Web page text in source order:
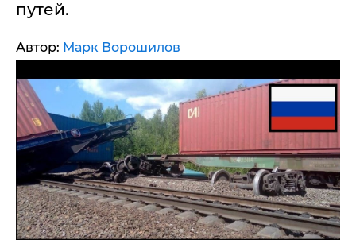
путей.
Автор: Марк Ворошилов